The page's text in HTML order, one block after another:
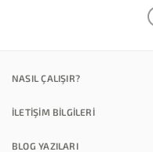
NASIL ÇALIŞIR?
İLETİŞİM BİLGİLERİ
BLOG YAZILARI